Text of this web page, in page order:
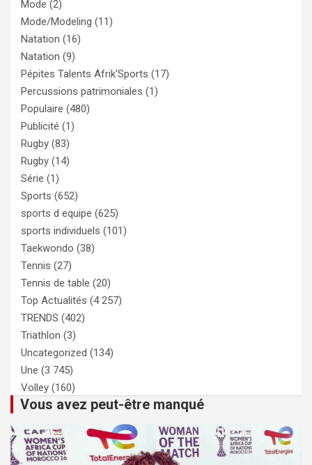
Mode (2)
Mode/Modeling (11)
Natation (16)
Natation (9)
Pépites Talents Afrik'Sports (17)
Percussions patrimoniales (1)
Populaire (480)
Publicité (1)
Rugby (83)
Rugby (14)
Série (1)
Sports (652)
sports d equipe (625)
sports individuels (101)
Taekwondo (38)
Tennis (27)
Tennis de table (20)
Top Actualités (4 257)
TRENDS (402)
Triathlon (3)
Uncategorized (134)
Une (3 745)
Volley (160)
Vous avez peut-être manqué